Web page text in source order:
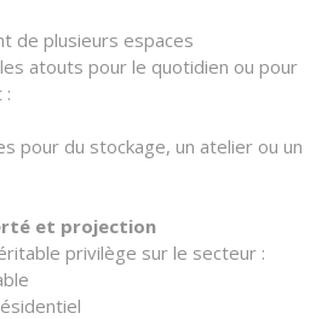
de plusieurs espaces
atouts pour le quotidien ou pour
:
pour du stockage, un atelier ou un
et projection
privilège sur le secteur :